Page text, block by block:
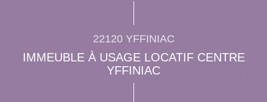
22120 YFFINIAC
IMMEUBLE À USAGE LOCATIF CENTRE
YFFINIAC